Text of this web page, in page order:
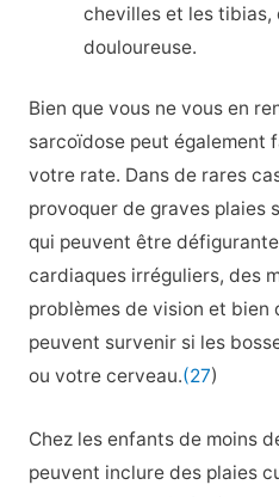
chevilles et les tibias,
douloureuse.
Bien que vous ne vous en
sarcoïdose peut également
votre rate. Dans de rares
provoquer de graves plaies
qui peuvent être
cardiaques irréguliers, des
problèmes de vision et bien
peuvent survenir si les
ou votre cerveau.(27)
Chez les enfants de moins
peuvent inclure des plaies